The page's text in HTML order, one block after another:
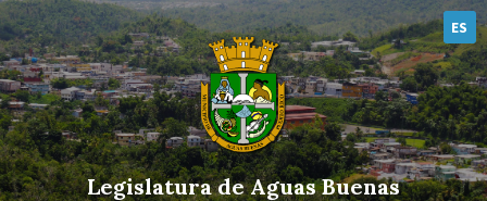
Skip
to
content
Skip
to
main
navigation
Skip
to
footer
ES
Legislatura de Aguas Buenas